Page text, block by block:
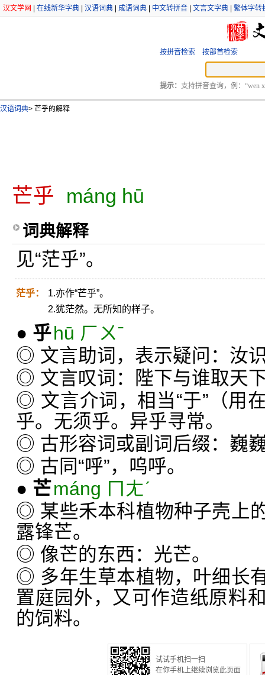
汉文学网 在线新华字典 汉语词典 成语词典 中文转拼音 文言文字典 繁体字转
按拼音检索 按部首检索
提示： 支持拼音查询，例：“wen
汉语词典> 芒乎的解释
芒乎 máng hū
词典解释
见“茫乎”。
茫乎：
1.亦作“芒乎”。
2.犹茫然。无所知的样子。
● 乎hū ㄏㄨˉ
◎ 文言助词，表示疑问：汝
◎ 文言叹词：陛下与谁取天
◎ 文言介词，相当“于”（用
乎。无须乎。异乎寻常。
◎ 古形容词或副词后缀：巍
◎ 古同“呼”，呜呼。
● 芒máng ㄇㄤˊ
◎ 某些禾本科植物种子壳上
露锋芒。
◎ 像芒的东西：光芒。
◎ 多年生草本植物，叶细长
置庭园外，又可作造纸原料
的饲料。
试试手机扫一扫
在你手机上继续浏览此页面